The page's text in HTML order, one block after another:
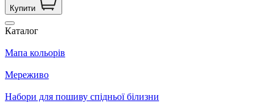
Купити
Каталог
Мапа кольорів
Мереживо
Набори для пошиву спідньої білизни